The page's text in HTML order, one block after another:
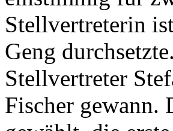
Stellvertreterin
Geng
Stellvertreter
Fischer gewann.